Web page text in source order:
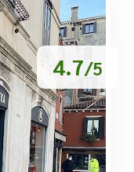
4.7/5